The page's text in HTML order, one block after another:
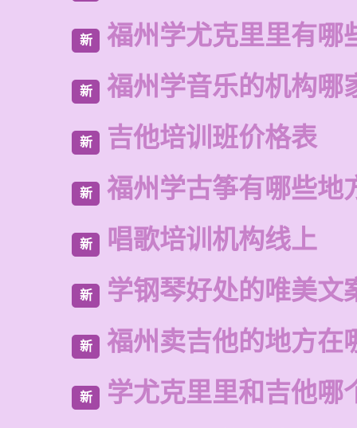
新 福州学尤克里里有哪
新 福州学音乐的机构哪
新 吉他培训班价格表
新 福州学古筝有哪些地
新 唱歌培训机构线上
新 学钢琴好处的唯美文
新 福州卖吉他的地方在
新 学尤克里里和吉他哪